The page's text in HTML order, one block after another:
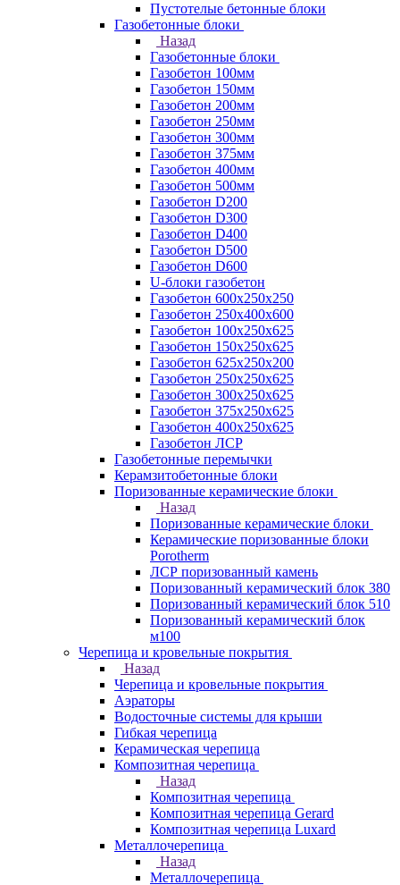
Пустотелые бетонные блоки
Газобетонные блоки
Назад
Газобетонные блоки
Газобетон 100мм
Газобетон 150мм
Газобетон 200мм
Газобетон 250мм
Газобетон 300мм
Газобетон 375мм
Газобетон 400мм
Газобетон 500мм
Газобетон D200
Газобетон D300
Газобетон D400
Газобетон D500
Газобетон D600
U-блоки газобетон
Газобетон 600x250x250
Газобетон 250x400x600
Газобетон 100х250х625
Газобетон 150х250х625
Газобетон 625х250х200
Газобетон 250х250х625
Газобетон 300х250х625
Газобетон 375х250х625
Газобетон 400х250х625
Газобетон ЛСР
Газобетонные перемычки
Керамзитобетонные блоки
Поризованные керамические блоки
Назад
Поризованные керамические блоки
Керамические поризованные блоки
Porotherm
ЛСР поризованный камень
Поризованный керамический блок 380
Поризованный керамический блок 510
Поризованный керамический блок
м100
Черепица и кровельные покрытия
Назад
Черепица и кровельные покрытия
Аэраторы
Водосточные системы для крыши
Гибкая черепица
Керамическая черепица
Композитная черепица
Назад
Композитная черепица
Композитная черепица Gerard
Композитная черепица Luxard
Металлочерепица
Назад
Металлочерепица